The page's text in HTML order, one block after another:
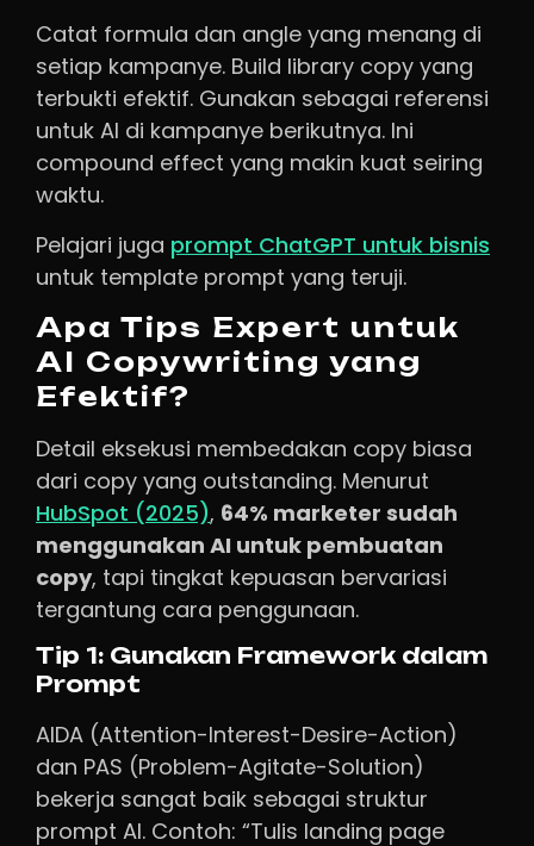
Catat formula dan angle yang menang di
setiap kampanye. Build library copy yang
terbukti efektif. Gunakan sebagai referensi
untuk AI di kampanye berikutnya. Ini
compound effect yang makin kuat seiring
waktu.
Pelajari juga prompt ChatGPT untuk bisnis
untuk template prompt yang teruji.
Apa Tips Expert untuk
AI Copywriting yang
Efektif?
Detail eksekusi membedakan copy biasa
dari copy yang outstanding. Menurut
HubSpot (2025), 64% marketer sudah
menggunakan AI untuk pembuatan
copy, tapi tingkat kepuasan bervariasi
tergantung cara penggunaan.
Tip 1: Gunakan Framework dalam
Prompt
AIDA (Attention-Interest-Desire-Action)
dan PAS (Problem-Agitate-Solution)
bekerja sangat baik sebagai struktur
prompt AI. Contoh: “Tulis landing page